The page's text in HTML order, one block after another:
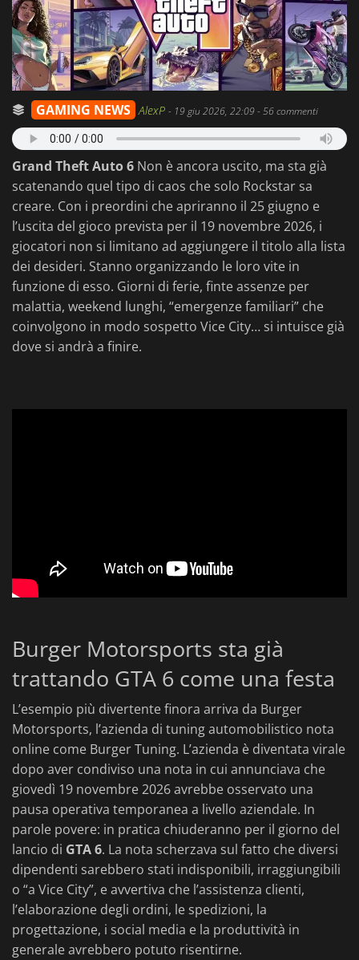
GAMING NEWS AlexP - 19 giu 2026, 22:09- 56 commenti
Grand Theft Auto 6 Non è ancora uscito, ma sta già
scatenando quel tipo di caos che solo Rockstar sa
creare. Con i preordini che apriranno il 25 giugno e
l’uscita del gioco prevista per il 19 novembre 2026, i
giocatori non si limitano ad aggiungere il titolo alla lista
dei desideri. Stanno organizzando le loro vite in
funzione di esso. Giorni di ferie, finte assenze per
malattia, weekend lunghi, “emergenze familiari” che
coinvolgono in modo sospetto Vice City… si intuisce già
dove si andrà a finire.
Burger Motorsports sta già
trattando GTA 6 come una festa
L’esempio più divertente finora arriva da Burger
Motorsports, l’azienda di tuning automobilistico nota
online come Burger Tuning. L’azienda è diventata virale
dopo aver condiviso una nota in cui annunciava che
giovedì 19 novembre 2026 avrebbe osservato una
pausa operativa temporanea a livello aziendale. In
parole povere: in pratica chiuderanno per il giorno del
lancio di GTA 6. La nota scherzava sul fatto che diversi
dipendenti sarebbero stati indisponibili, irraggiungibili
o “a Vice City”, e avvertiva che l’assistenza clienti,
l’elaborazione degli ordini, le spedizioni, la
progettazione, i social media e la produttività in
generale avrebbero potuto risentirne.